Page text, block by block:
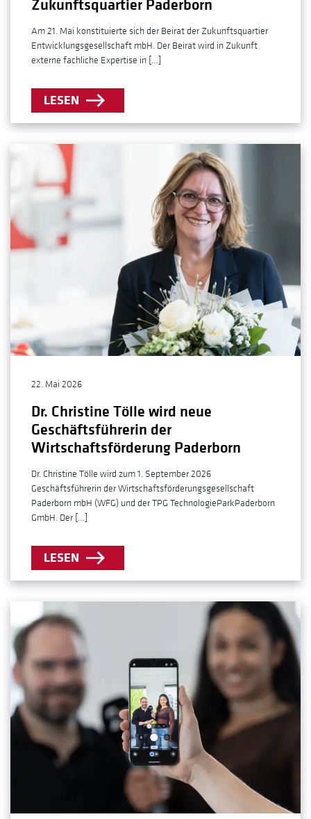
Am 21. Mai konstituierte sich der Beirat der Zukunftsquartier
Entwicklungsgesellschaft mbH. Der Beirat wird in Zukunft
externe fachliche Expertise in […]
LESEN
22. Mai 2026
Dr. Christine Tölle wird neue
Geschäftsführerin der
Wirtschaftsförderung Paderborn
Dr. Christine Tölle wird zum 1. September 2026
Geschäftsführerin der Wirtschaftsförderungsgesellschaft
Paderborn mbH (WFG) und der TPG TechnologieParkPaderborn
GmbH. Der […]
LESEN